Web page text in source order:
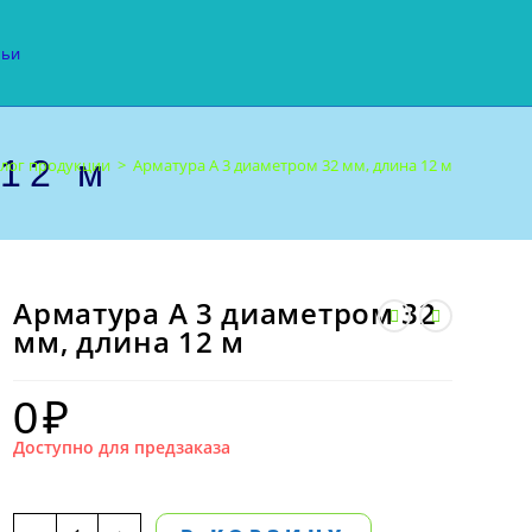
м
продукции > Арматура А 3 диаметром 32 мм, длина 12 м
Арматура А 3 диаметром 32
мм, длина 12 м
0₽
Доступно для предзаказа